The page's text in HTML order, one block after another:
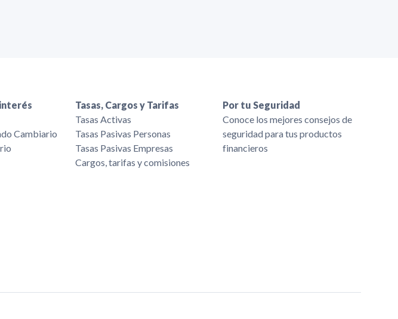
Cambiario
Tasas, Cargos y Tarifas
Tasas Activas
Tasas Pasivas Personas
Tasas Pasivas Empresas
Cargos, tarifas y comisiones
Por tu Seguridad
Conoce los mejores consejos de
seguridad para tus productos
financieros